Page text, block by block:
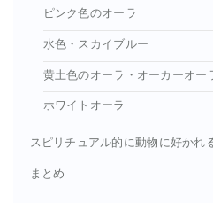
ピンク色のオーラ
水色・スカイブルー
黄土色のオーラ・オーカーオー
ホワイトオーラ
スピリチュアル的に動物に好かれ
まとめ